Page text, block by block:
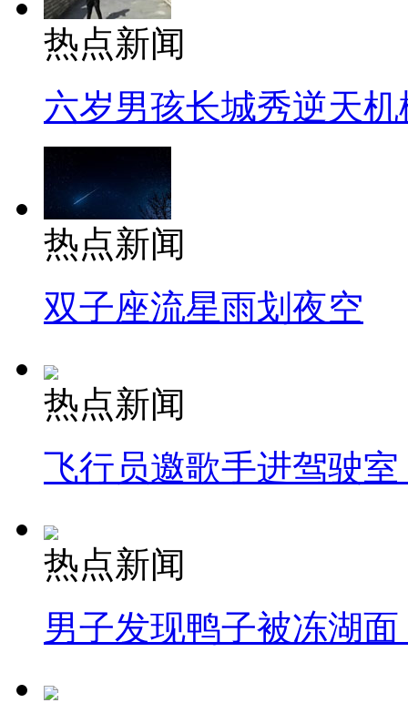
热点新闻
六岁男孩长城秀逆天机
热点新闻
双子座流星雨划夜空
热点新闻
飞行员邀歌手进驾驶
热点新闻
男子发现鸭子被冻湖